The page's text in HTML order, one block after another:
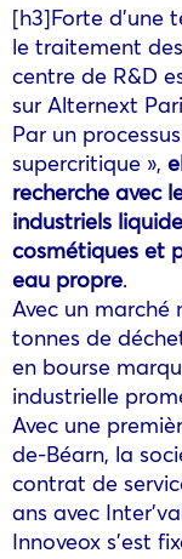
[h3]Forte d’une
le traitement
centre de R&D
sur Alternext
Par un
supercritique »,
recherche avec
industriels
cosmétiques et
eau propre.
Avec un
tonnes de
en bourse
industrielle
Avec une
de-Béarn, la
contrat de
ans avec
Innoveox s’est